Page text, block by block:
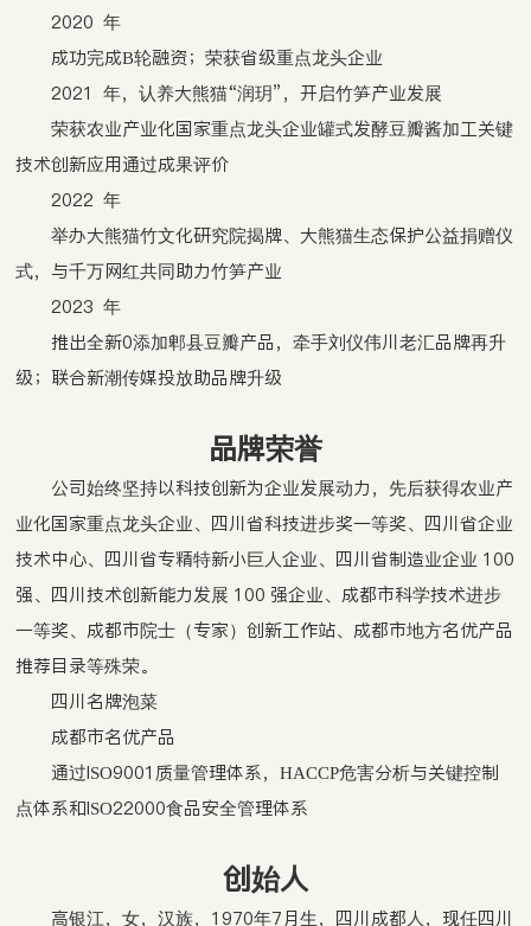
2020 年
成功完成B轮融资；荣获省级重点龙头企业
2021 年，认养大熊猫“润玥”，开启竹笋产业发展
荣获农业产业化国家重点龙头企业罐式发酵豆瓣酱加工关键
技术创新应用通过成果评价
2022 年
举办大熊猫竹文化研究院揭牌、大熊猫生态保护公益捐赠仪
式，与千万网红共同助力竹笋产业
2023 年
推出全新0添加郫县豆瓣产品，牵手刘仪伟川老汇品牌再升
级；联合新潮传媒投放助品牌升级
品牌荣誉
公司始终坚持以科技创新为企业发展动力，先后获得农业产
业化国家重点龙头企业、四川省科技进步奖一等奖、四川省企业
技术中心、四川省专精特新小巨人企业、四川省制造业企业 100
强、四川技术创新能力发展 100 强企业、成都市科学技术进步
一等奖、成都市院士（专家）创新工作站、成都市地方名优产品
推荐目录等殊荣。
四川名牌泡菜
成都市名优产品
通过ISO9001质量管理体系，HACCP危害分析与关键控制
点体系和ISO22000食品安全管理体系
创始人
高银江，女，汉族，1970年7月生，四川成都人，现任四川